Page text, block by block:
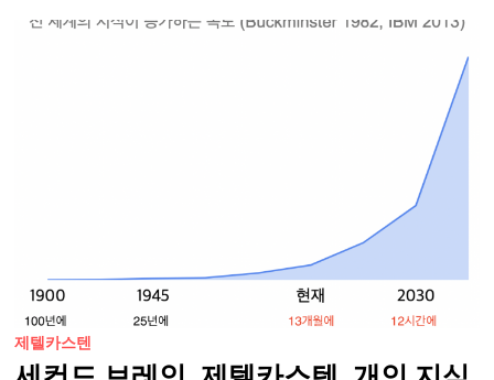
제텔카스텐